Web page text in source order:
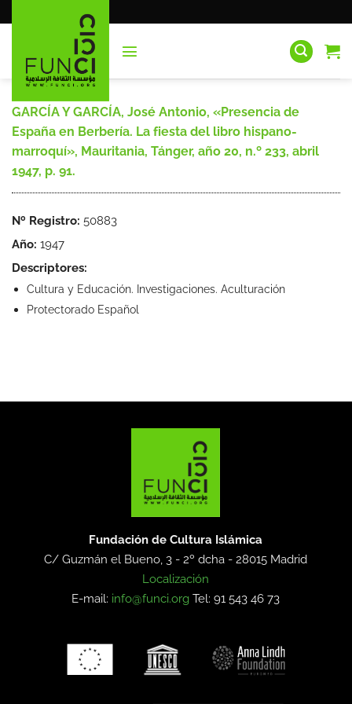
al
GARCÍA Y GARCÍA, José Antonio, «Presencia de
España en Berbería. La fiesta del libro hispano-
marroquí», Mauritania, Tánger, año 20, n.º 233, abril
1947, p. 91.
Nº Registro: 50883
Año: 1947
Descriptores:
Cultura y Educación. Investigaciones. Aculturación
Protectorado Español
Fundación de Cultura Islámica
C/ Guzmán el Bueno, 3 - 2º dcha -28015 Madrid
Localización
E-mail: info@funci.org Tel: 91 543 46 73